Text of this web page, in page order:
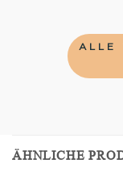
ALLE
ÄHNLICHE